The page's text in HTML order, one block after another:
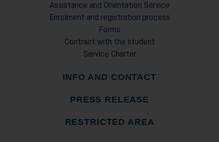
Assistance and Orientation Service
Enrolment and registration process
Forms
Contract with the student
Service Charter
INFO AND CONTACT
PRESS RELEASE
RESTRICTED AREA